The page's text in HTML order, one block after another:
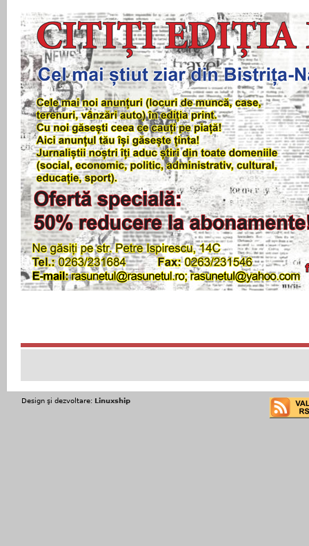
Design şi dezvoltare: Linuxship